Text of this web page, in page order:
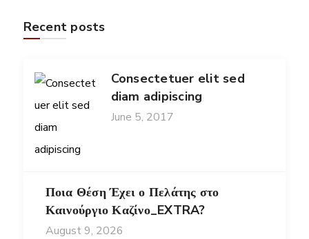
Recent posts
Consectetuer elit sed
diam adipiscing
June 5, 2017
Ποια Θέση Έχει ο Πελάτης στο
Καινούργιο Καζίνο_EXTRA?
August 9, 2026